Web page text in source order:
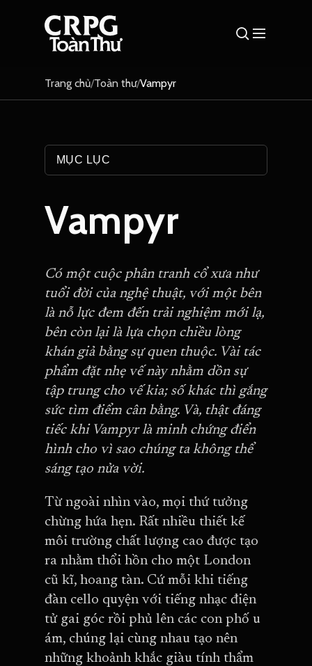
Trang chủ/Toàn thư/Vampyr
MỤC LỤC
Vampyr
Có một cuộc phân tranh cổ xưa như
tuổi đời của nghệ thuật, với một bên
là nỗ lực đem đến trải nghiệm mới lạ,
bên còn lại là lựa chọn chiều lòng
khán giả bằng sự quen thuộc. Vài tác
phẩm đặt nhẹ vế này nhằm dồn sự
tập trung cho vế kia; số khác thì gắng
sức tìm điểm cân bằng. Và, thật đáng
tiếc khi Vampyr là minh chứng điển
hình cho vì sao chúng ta không thể
sáng tạo nửa vời.
Từ ngoài nhìn vào, mọi thứ tưởng
chừng hứa hẹn. Rất nhiều thiết kế
môi trường chất lượng cao được tạo
ra nhằm thổi hồn cho một London
cũ kĩ, hoang tàn. Cứ mỗi khi tiếng
đàn cello quyện với tiếng nhạc điện
tử gai góc rồi phủ lên các con phố u
ám, chúng lại cùng nhau tạo nên
những khoảnh khắc giàu tính thẩm